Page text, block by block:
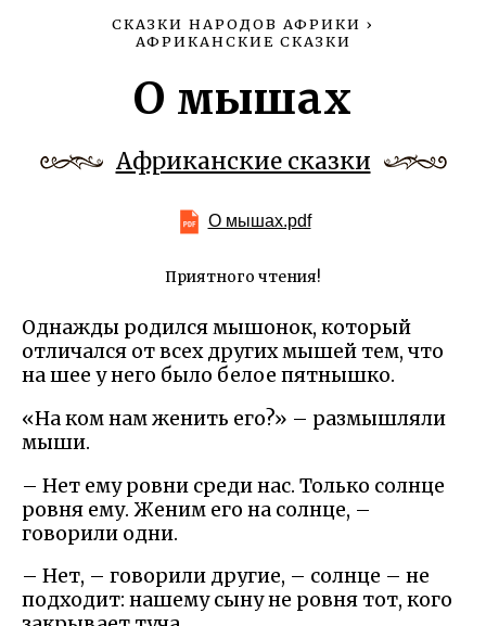
СКАЗКИ НАРОДОВ АФРИКИ ›
АФРИКАНСКИЕ СКАЗКИ
О мышах
Африканские сказки
О мышах.pdf
Приятного чтения!
Однажды родился мышонок, который
отличался от всех других мышей тем, что
на шее у него было белое пятнышко.
«На ком нам женить его?» – размышляли
мыши.
– Нет ему ровни среди нас. Только солнце
ровня ему. Женим его на солнце, –
говорили одни.
– Нет, – говорили другие, – солнце – не
подходит: нашему сыну не ровня тот, кого